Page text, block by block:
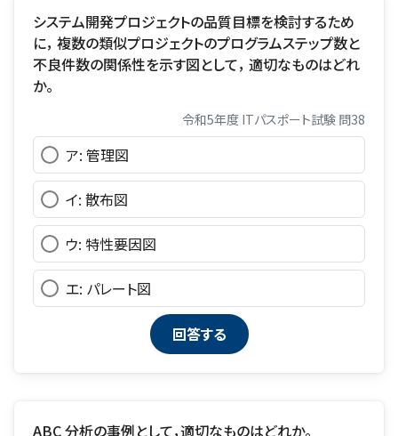
システム開発プロジェクトの品質目標を検討するため
に， 複数の類似プロジェクトのプログラムステップ数と
不良件数の関係性を示す図として， 適切なものはどれ
か。
令和5年度 ITパスポート試験 問38
ア: 管理図
イ: 散布図
ウ: 特性要因図
エ: パレート図
ABC 分析の事例として，適切なものはどれか。